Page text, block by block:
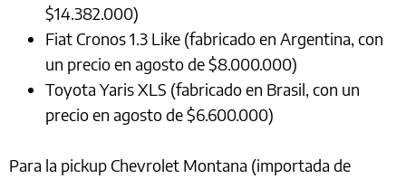
$14.382.000)
Fiat Cronos 1.3 Like (fabricado en Argentina, con
un precio en agosto de $8.000.000)
Toyota Yaris XLS (fabricado en Brasil, con un
precio en agosto de $6.600.000)
Para la pickup Chevrolet Montana (importada de